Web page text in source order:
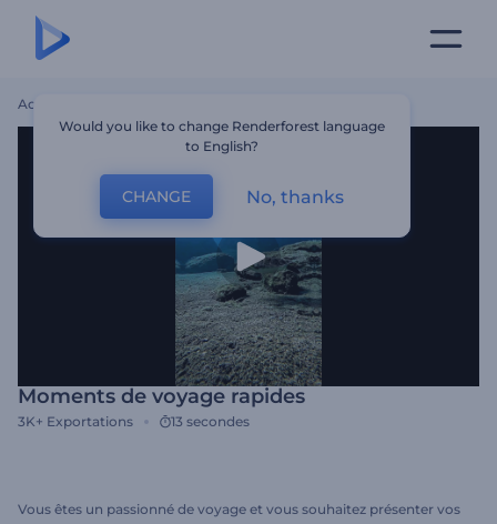
Accueil
Moments de voyage rapides
3K+ Exportations 13 secondes
Vous êtes un passionné de voyage et vous souhaitez présenter vos
Would you like to change Renderforest language
to English?
CHANGE No, thanks